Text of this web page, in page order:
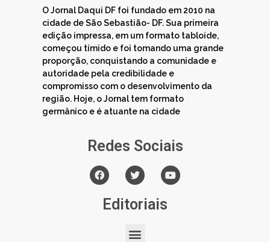
O Jornal Daqui DF foi fundado em 2010 na
cidade de São Sebastião- DF. Sua primeira
edição impressa, em um formato tabloide,
começou tímido e foi tomando uma grande
proporção, conquistando a comunidade e
autoridade pela credibilidade e
compromisso com o desenvolvimento da
região. Hoje, o Jornal tem formato
germânico e é atuante na cidade
Redes Sociais
Editoriais